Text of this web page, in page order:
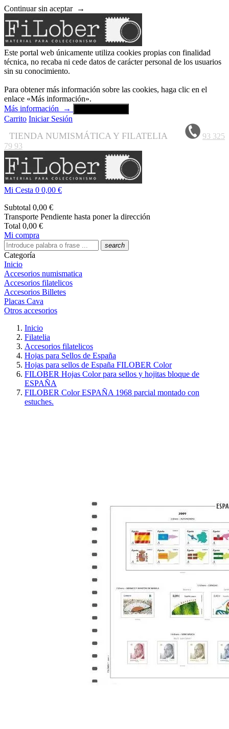
Continuar sin aceptar →
Este portal web únicamente utiliza cookies propias con finalidad
técnica, no recaba ni cede datos de carácter personal de los usuarios
sin su conocimiento.
Para obtener más información sobre las cookies, haga clic en el
enlace «Más información».
Más información
→
Carrito Iniciar Sesión
TIENDA NUMISMÁTICA Y FILATELIA
93 325
79 93
Mi Cesta 0 0,00 €
Subtotal 0,00 €
Transporte Pendiente hasta poner la dirección
Total 0,00 €
Mi compra
search
Categoría
Inicio
Accesorios numismatica
Accesorios filatelicos
Accesorios Billetes
Placas Cava
Otros accesorios
Inicio
Filatelia
Accesorios filatelicos
Hojas para Sellos de España
Hojas para sellos de España FILOBER Color
FILOBER Hojas Color para sellos y hojitas bloque de
ESPAÑA
FILOBER Color ESPAÑA 1968 parcial montado con
estuches.